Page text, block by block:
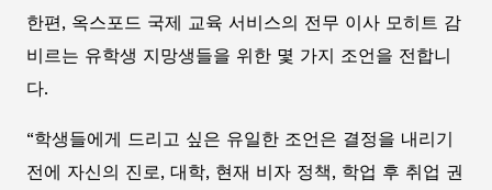
한편, 옥스포드 국제 교육 서비스의 전무 이사 모히트 감
비르는 유학생 지망생들을 위한 몇 가지 조언을 전합니
다.
“학생들에게 드리고 싶은 유일한 조언은 결정을 내리기
전에 자신의 진로, 대학, 현재 비자 정책, 학업 후 취업 권